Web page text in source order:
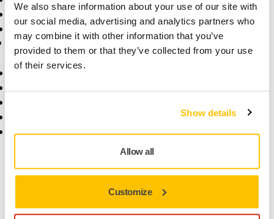
We also share information about your use of our site with
our social media, advertising and analytics partners who
may combine it with other information that you’ve
provided to them or that they’ve collected from your use
of their services.
Show details
Allow all
Customize
Superabrasivos
Productos Destacados
Ayuda
Descargas
Aplicación myMirka®
Acerca de Mirka
Para los Medios
Para Partners